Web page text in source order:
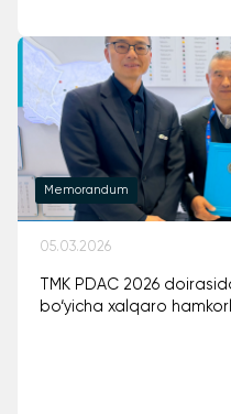
Memorandum
05.03.2026
TMK PDAC 2026
bo‘yicha xalqaro